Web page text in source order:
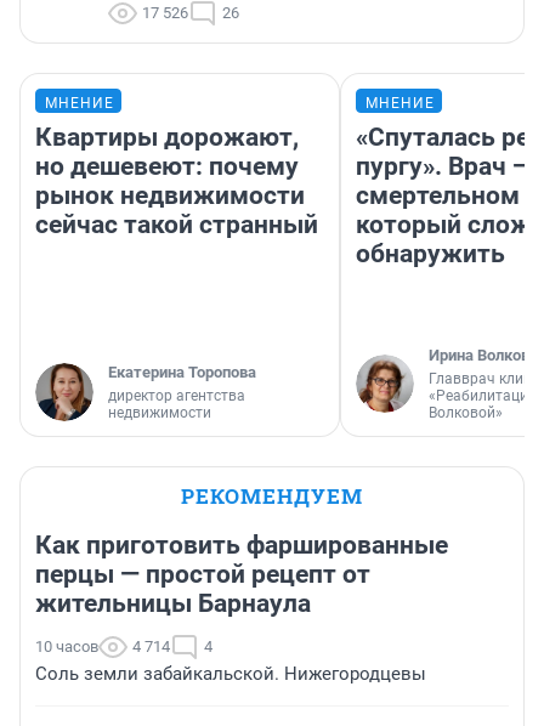
17 526 26
МНЕНИЕ
Квартиры дорожают,
но дешевеют: почему
рынок недвижимости
сейчас такой странный
Екатерина Торопова
директор агентства
недвижимости
МНЕНИЕ
«Спуталась
пургу». Врач —
смертельном
который
обнаружить
Ирина Волкова
Главврач
«Реабилитация
Волковой»
РЕКОМЕНДУЕМ
Как приготовить фаршированные
перцы — простой рецепт от
жительницы Барнаула
10 часов 4 714 4
Соль земли забайкальской. Нижегородцевы